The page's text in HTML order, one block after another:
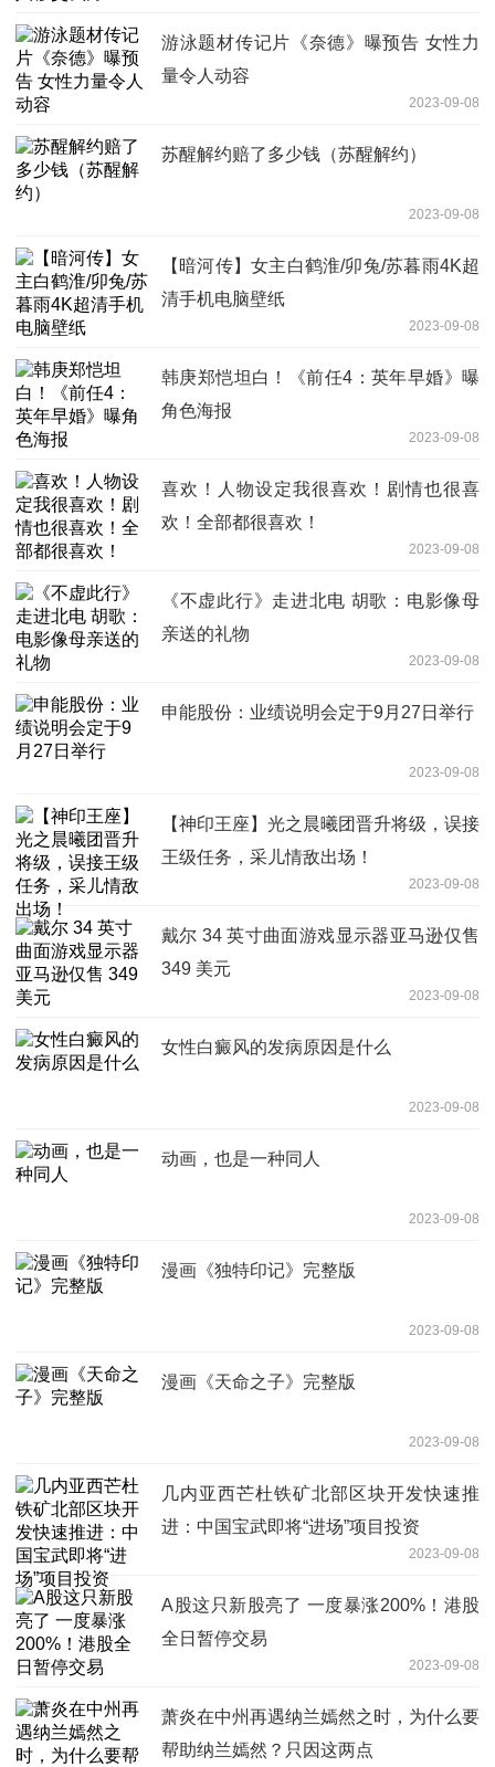
游泳题材传记片《奈德》曝预告 女性力
量令人动容
2023-09-08
苏醒解约赔了多少钱（苏醒解约）
2023-09-08
【暗河传】女主白鹤淮/卯兔/苏暮雨4K超
清手机电脑壁纸
2023-09-08
韩庚郑恺坦白！《前任4：英年早婚》曝
角色海报
2023-09-08
喜欢！人物设定我很喜欢！剧情也很喜
欢！全部都很喜欢！
2023-09-08
《不虚此行》走进北电 胡歌：电影像母
亲送的礼物
2023-09-08
申能股份：业绩说明会定于9月27日举行
2023-09-08
【神印王座】光之晨曦团晋升将级，误接
王级任务，采儿情敌出场！
2023-09-08
戴尔 34 英寸曲面游戏显示器亚马逊仅售
349 美元
2023-09-08
女性白癜风的发病原因是什么
2023-09-08
动画，也是一种同人
2023-09-08
漫画《独特印记》完整版
2023-09-08
漫画《天命之子》完整版
2023-09-08
几内亚西芒杜铁矿北部区块开发快速推
进：中国宝武即将“进场”项目投资
2023-09-08
A股这只新股亮了 一度暴涨200%！港股
全日暂停交易
2023-09-08
萧炎在中州再遇纳兰嫣然之时，为什么要
帮助纳兰嫣然？只因这两点